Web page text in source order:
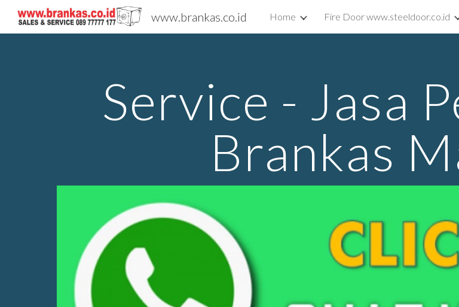
Skip to main content
www.brankas.co.id Home Fire Door www.steeldoor.co.id
Service - Jasa
Brankas